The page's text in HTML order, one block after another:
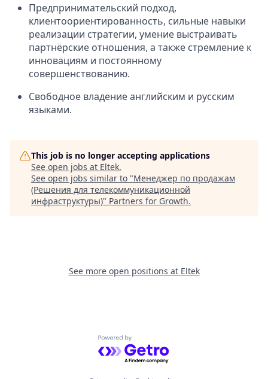
Предпринимательский подход,
клиентоориентированность, сильные навыки
реализации стратегии, умение выстраивать
партнёрские отношения, а также стремление к
инновациям и постоянному
совершенствованию.
Свободное владение английским и русским
языками.
This job is no longer accepting applications
See open jobs at Eltek.
See open jobs similar to "Менеджер по продажам
(Решения для телекоммуникационной
инфраструктуры)" Partners for Growth.
See more open positions at Eltek
Powered by Getro.com